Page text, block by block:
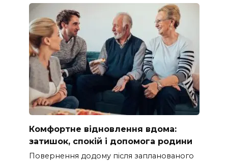
Комфортне відновлення вдома:
затишок, спокій і допомога родини
Повернення додому після запланованого